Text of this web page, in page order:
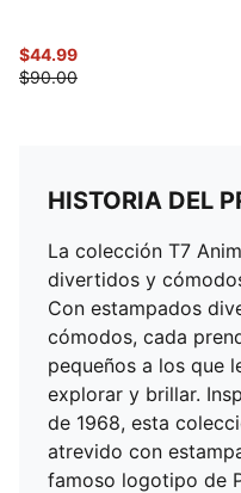
$44.99
$90.00
HISTORIA DEL
La colección T7
divertidos y
Con estampados
cómodos, cada
pequeños a los que
explorar y brillar.
de 1968, esta
atrevido con
famoso logotipo de